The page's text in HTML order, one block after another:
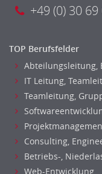
Fertigung,
Holzhandwerk
Handwerk,
Maler, Lackierer
Mechaniker
Metallhandwerk
Raumgestaltung
+49 (0) 30
TOP Berufsfelder
Abteilungsleitung,
IT Leitung,
Teamleitung,
Consulting,
Betriebs-,
Web-Entwicklung